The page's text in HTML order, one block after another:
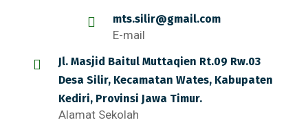
mts.silir@gmail.com
E-mail
Jl. Masjid Baitul Muttaqien Rt.09 Rw.03
Desa Silir, Kecamatan Wates, Kabupaten
Kediri, Provinsi Jawa Timur.
Alamat Sekolah